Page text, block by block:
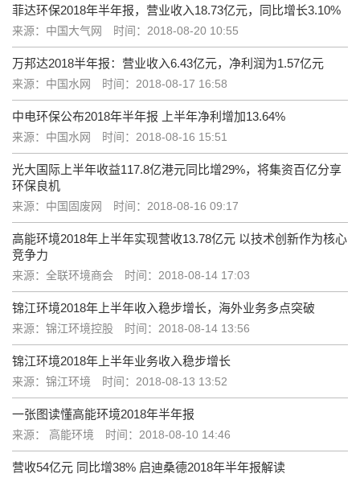
菲达环保2018年半年报，营业收入18.73亿元，同比增长3.10%
来源：中国大气网 时间：2018-08-20 10:55
万邦达2018半年报：营业收入6.43亿元，净利润为1.57亿元
来源：中国水网 时间：2018-08-17 16:58
中电环保公布2018年半年报 上半年净利增加13.64%
来源：中国水网 时间：2018-08-16 15:51
光大国际上半年收益117.8亿港元同比增29%，将集资百亿分享
环保良机
来源：中国固废网 时间：2018-08-16 09:17
高能环境2018年上半年实现营收13.78亿元 以技术创新作为核心
竞争力
来源：全联环境商会 时间：2018-08-14 17:03
锦江环境2018年上半年收入稳步增长，海外业务多点突破
来源：锦江环境控股 时间：2018-08-14 13:56
锦江环境2018年上半年业务收入稳步增长
来源：锦江环境 时间：2018-08-13 13:52
一张图读懂高能环境2018年半年报
来源： 高能环境 时间：2018-08-10 14:46
营收54亿元 同比增38% 启迪桑德2018年半年报解读